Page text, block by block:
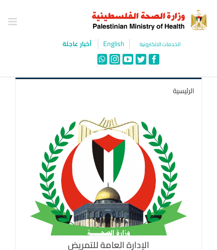
content
الخدمات الالكترونية English أخبار عاجلة
Facebook
Twitter
YouTube
Instagram
WhatsApp
الرئيسية
الإدارة العامة للتمريض